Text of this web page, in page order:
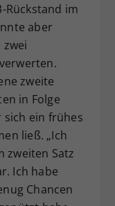
Rückstand im
aber
zweite
in Folge
ein frühes
ließ. „Ich
zweiten Satz
Ich habe
Chancen